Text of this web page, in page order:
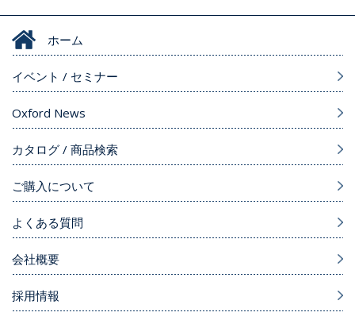
ホーム
イベント / セミナー
Oxford News
カタログ / 商品検索
ご購入について
よくある質問
会社概要
採用情報